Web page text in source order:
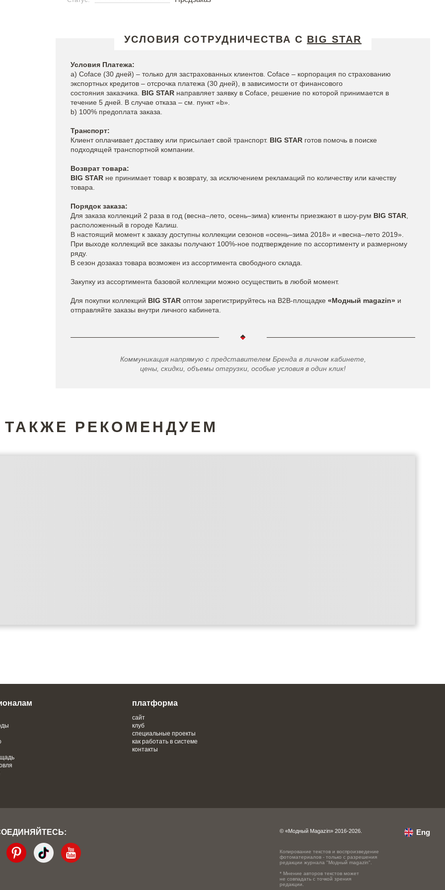
УСЛОВИЯ СОТРУДНИЧЕСТВА С BIG STAR
Условия Платежа:
a) Coface (30 дней) – только для застрахованных клиентов. Coface – корпорация по страхованию
экспортных кредитов – отсрочка платежа (30 дней), в зависимости от финансового
состояния заказчика. BIG STAR направляет заявку в Coface, решение по которой принимается в
течение 5 дней. В случае отказа – см. пункт «b».
b) 100% предоплата заказа.
Транспорт:
Клиент оплачивает доставку или присылает свой транспорт. BIG STAR готов помочь в поиске
подходящей транспортной компании.
Возврат товара:
BIG STAR не принимает товар к возврату, за исключением рекламаций по количеству или качеству
товара.
Порядок заказа:
Для заказа коллекций 2 раза в год (весна–лето, осень–зима) клиенты приезжают в шоу-рум BIG STAR
расположенный в городе Калиш.
В настоящий момент к заказу доступны коллекции сезонов «осень–зима 2018» и «весна–лето 2019».
При выходе коллекций все заказы получают 100%-ное подтверждение по ассортименту и размерному
ряду.
В сезон дозаказ товара возможен из ассортимента свободного склада.
Закупку из ассортимента базовой коллекции можно осуществить в любой момент.
Для покупки коллекций BIG STAR оптом зарегистрируйтесь на B2B-площадке «Модный magazin» и
отправляйте заказы внутри личного кабинета.
Коммуникация напрямую с представителем Бренда в личном кабинете,
цены, скидки, объемы отгрузки, особые условия в один клик!
ТАКЖЕ РЕКОМЕНДУЕМ
платформа
сайт
клуб
специальные проекты
как работать в системе
контакты
© «Модный Magazin» 2016-2026.
Копирование текстов и воспроизведение
фотоматериалов - только с разрешения
редакции журнала "Модный magazin".
* Мнение авторов текстов может
не совпадать с точкой зрения
редакции.
Eng